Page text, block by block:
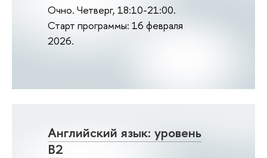
Очно. Четверг, 18:10-21:00.
Старт программы: 16 февраля
2026.
Английский язык: уровень
B2